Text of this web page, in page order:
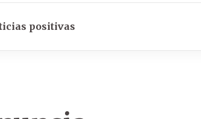
positivas